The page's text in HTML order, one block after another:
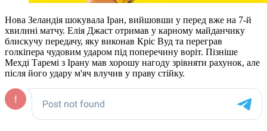
Нова Зеландія шокувала Іран, вийшовши у перед вже на 7-й
хвилині матчу. Елія Джаст отримав у карному майданчику
блискучу передачу, яку виконав Кріс Вуд та переграв
голкіпера чудовим ударом під поперечину воріт. Пізніше
Мехді Таремі з Ірану мав хорошу нагоду зрівняти рахунок, але
після його удару м'яч влучив у праву стійку.